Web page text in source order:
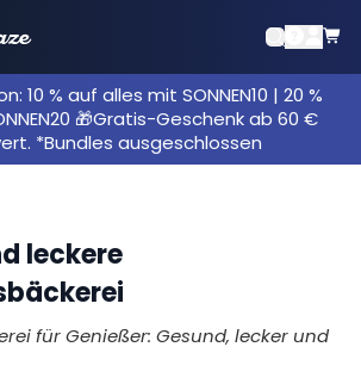
10 % auf alles mit SONNEN10 | 20 %
🎁Gratis-Geschenk ab 60 €
*Bundles ausgeschlossen
leckere
für Genießer: Gesund, lecker und
Backen mit
Feingemahlene Nüsse und
Plätzchen mit Apfelmus, Banane
Rezepte
Glühwein &